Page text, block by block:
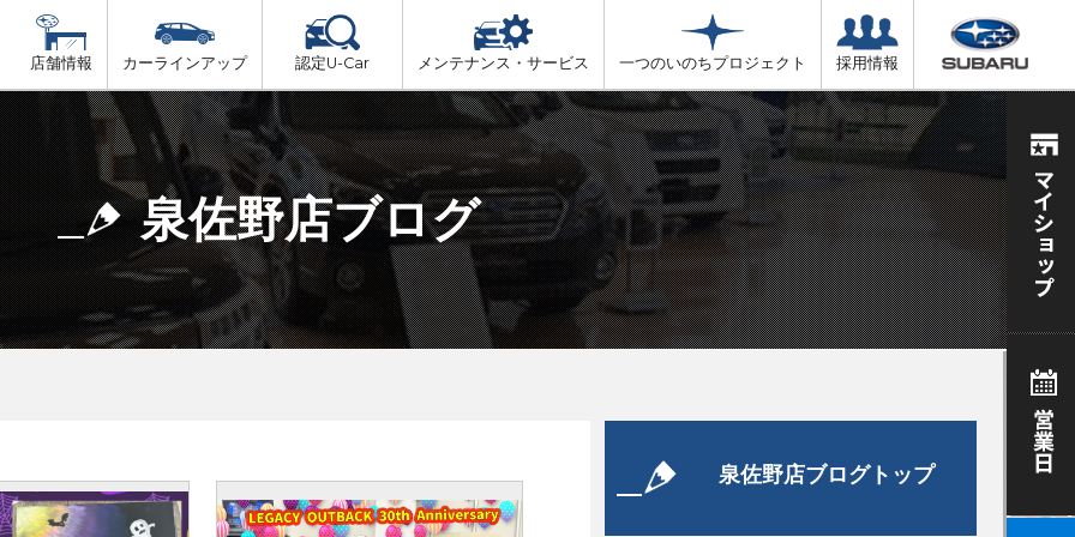
店舗情報
覧 大阪府北部
大阪府市内
大阪府南部
カーラインアップ 認定U-Car メンテナンス・サービス
ス 車検（法定24か月点検）
法定 12ヶ月 点検
6ヶ月ごとの セーフティ チェック
車検 3ヶ月前 無料診断
一つのいのちプロジェクト 採用情報
泉佐野店ブログ
泉佐野店ブログトップ